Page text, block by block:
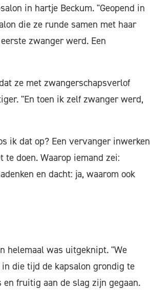
in hartje Beckum. "Geopend in
die ze runde samen met haar
zwanger werd. Een
ze met zwangerschapsverlof
"En toen ik zelf zwanger werd,
ik dat op? Een vervanger inwerken
doen. Waarop iemand zei:
en dacht: ja, waarom ook
helemaal was uitgeknipt. "We
die tijd de kapsalon grondig te
fruitig aan de slag zijn gegaan.